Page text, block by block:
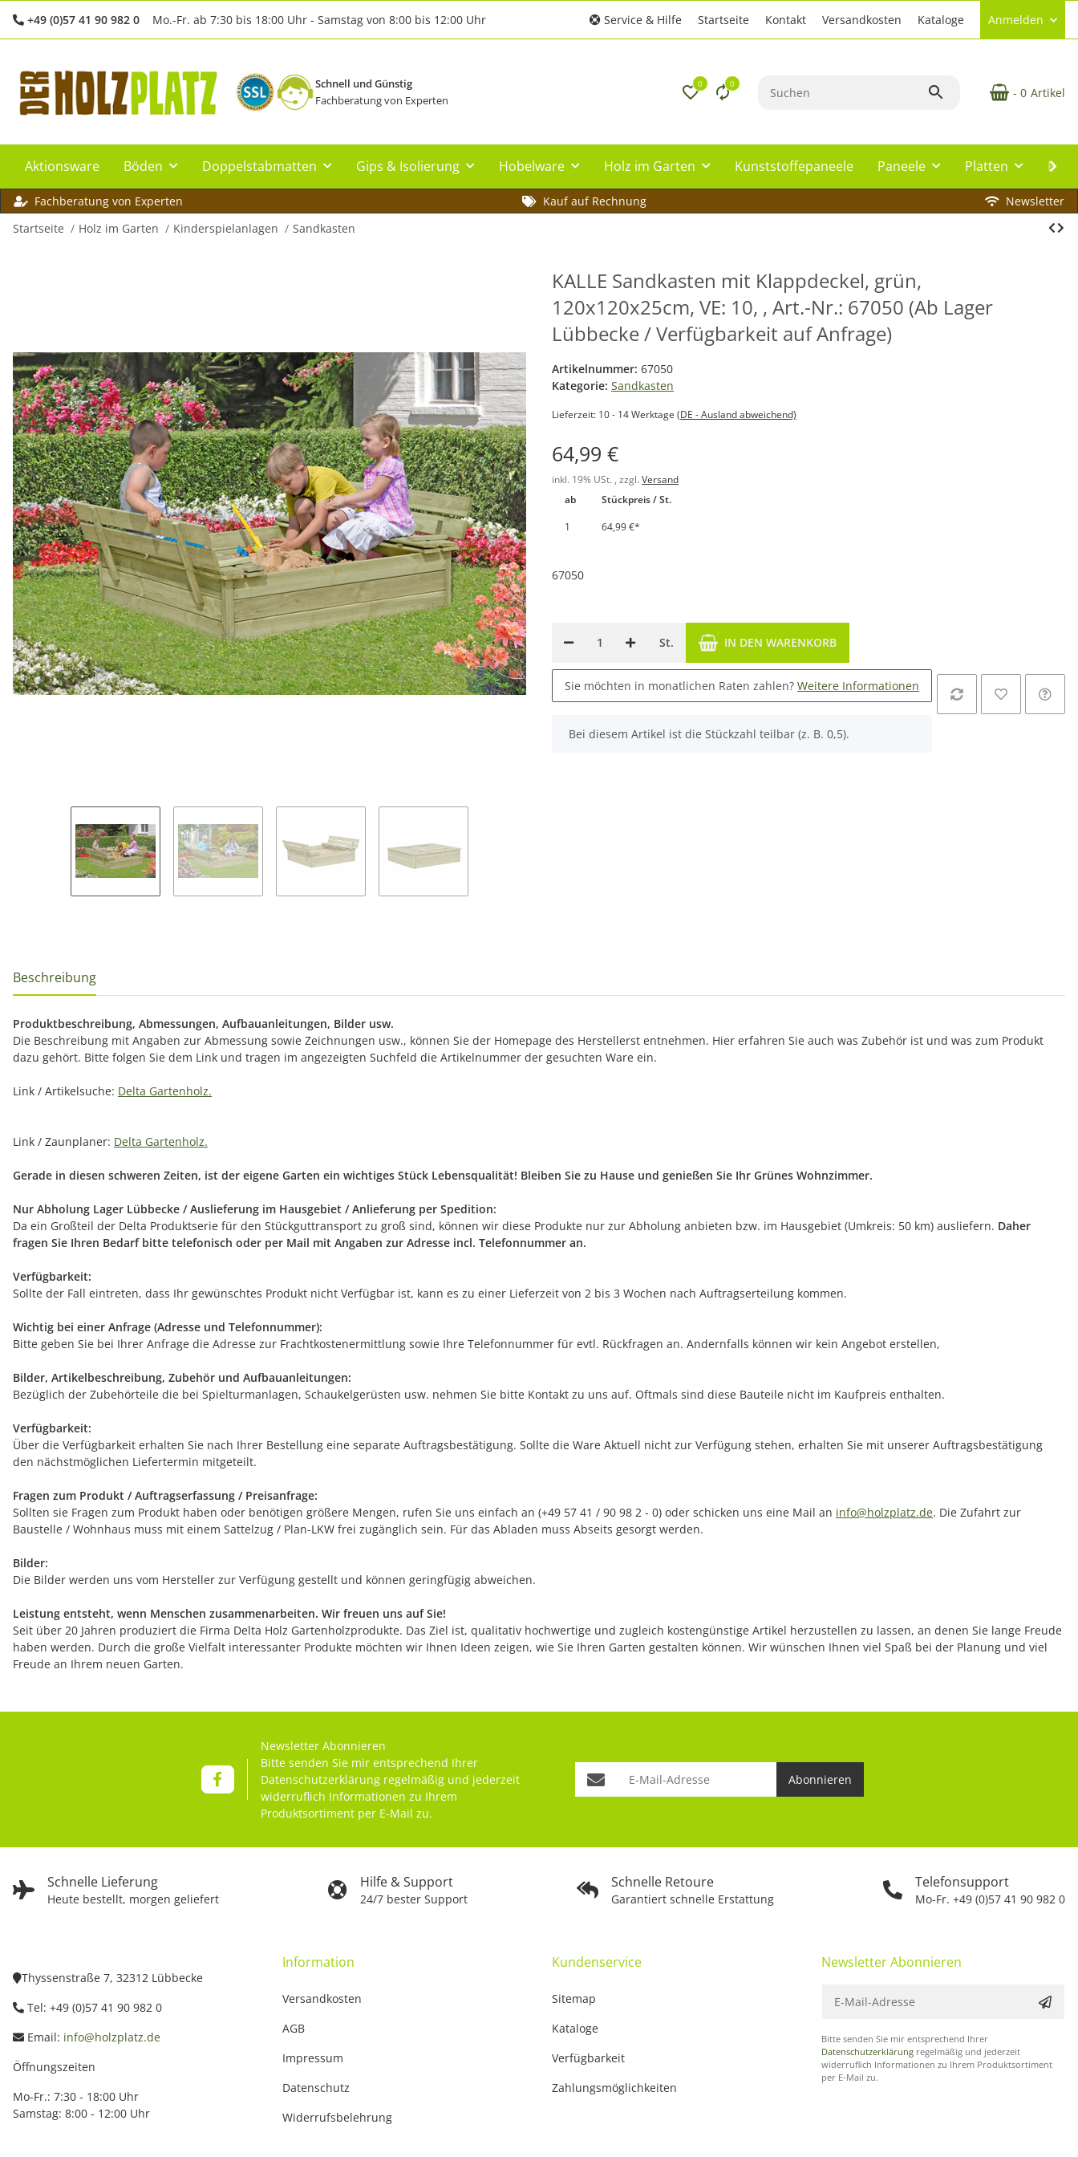
+49 (0)57 41 90 982 0 Mo.-Fr. ab 7:30 bis 18:00 Uhr - Samstag von 8:00 bis 12:00 Uhr Service & Hilfe Startseite Kontakt Versandkosten Kataloge Anmelden
Schnell und Günstig
Fachberatung von Experten
0 0
- 0 Artikel
Aktionsware Böden Doppelstabmatten Gips & Isolierung Hobelware Holz im Garten Kunststoffepaneele Paneele Platten
Fachberatung von Experten Kauf auf Rechnung
Newsletter
Startseite
Holz im Garten Kinderspielanlagen Sandkasten
KALLE Sandkasten mit Klappdeckel, grün,
120x120x25cm, VE: 10, , Art.-Nr.: 67050 (Ab Lager
Lübbecke / Verfügbarkeit auf Anfrage)
Artikelnummer: 67050
Kategorie: Sandkasten
Lieferzeit: 10 - 14 Werktage (DE - Ausland abweichend)
64,99 €
inkl. 19% USt. , zzgl. Versand
ab
Stückpreis / St.
1
64,99 €*
67050
St. IN DEN WARENKORB
Sie möchten in monatlichen Raten zahlen? Weitere Informationen
x
Bei diesem Artikel ist die Stückzahl teilbar (z. B. 0,5).
Beschreibung
Produktbeschreibung, Abmessungen, Aufbauanleitungen, Bilder usw.
Die Beschreibung mit Angaben zur Abmessung sowie Zeichnungen usw., können Sie der Homepage des Herstellerst entnehmen. Hier erfahren Sie auch was Zubehör ist und was zum Produkt
dazu gehört. Bitte folgen Sie dem Link und tragen im angezeigten Suchfeld die Artikelnummer der gesuchten Ware ein.
Link / Artikelsuche: Delta Gartenholz.
Link / Zaunplaner: Delta Gartenholz.
Gerade in diesen schweren Zeiten, ist der eigene Garten ein wichtiges Stück Lebensqualität! Bleiben Sie zu Hause und genießen Sie Ihr Grünes Wohnzimmer.
Nur Abholung Lager Lübbecke / Auslieferung im Hausgebiet / Anlieferung per Spedition:
Da ein Großteil der Delta Produktserie für den Stückguttransport zu groß sind, können wir diese Produkte nur zur Abholung anbieten bzw. im Hausgebiet (Umkreis: 50 km) ausliefern. Daher
fragen Sie Ihren Bedarf bitte telefonisch oder per Mail mit Angaben zur Adresse incl. Telefonnummer an.
Verfügbarkeit:
Sollte der Fall eintreten, dass Ihr gewünschtes Produkt nicht Verfügbar ist, kann es zu einer Lieferzeit von 2 bis 3 Wochen nach Auftragserteilung kommen.
Wichtig bei einer Anfrage (Adresse und Telefonnummer):
Bitte geben Sie bei Ihrer Anfrage die Adresse zur Frachtkostenermittlung sowie Ihre Telefonnummer für evtl. Rückfragen an. Andernfalls können wir kein Angebot erstellen,
Bilder, Artikelbeschreibung, Zubehör und Aufbauanleitungen:
Bezüglich der Zubehörteile die bei Spielturmanlagen, Schaukelgerüsten usw. nehmen Sie bitte Kontakt zu uns auf. Oftmals sind diese Bauteile nicht im Kaufpreis enthalten.
Verfügbarkeit:
Über die Verfügbarkeit erhalten Sie nach Ihrer Bestellung eine separate Auftragsbestätigung. Sollte die Ware Aktuell nicht zur Verfügung stehen, erhalten Sie mit unserer Auftragsbestätigung
den nächstmöglichen Liefertermin mitgeteilt.
Fragen zum Produkt / Auftragserfassung / Preisanfrage:
Sollten sie Fragen zum Produkt haben oder benötigen größere Mengen, rufen Sie uns einfach an (+49 57 41 / 90 98 2 - 0) oder schicken uns eine Mail an info@holzplatz.de. Die Zufahrt zur
Baustelle / Wohnhaus muss mit einem Sattelzug / Plan-LKW frei zugänglich sein. Für das Abladen muss Abseits gesorgt werden.
Bilder:
Die Bilder werden uns vom Hersteller zur Verfügung gestellt und können geringfügig abweichen.
Leistung entsteht, wenn Menschen zusammenarbeiten. Wir freuen uns auf Sie!
Seit über 20 Jahren produziert die Firma Delta Holz Gartenholzprodukte. Das Ziel ist, qualitativ hochwertige und zugleich kostengünstige Artikel herzustellen zu lassen, an denen Sie lange Freude
haben werden. Durch die große Vielfalt interessanter Produkte möchten wir Ihnen Ideen zeigen, wie Sie Ihren Garten gestalten können. Wir wünschen Ihnen viel Spaß bei der Planung und viel
Freude an Ihrem neuen Garten.
Schnelle Lieferung
Heute bestellt, morgen geliefert
Hilfe & Support
24/7 bester Support
Schnelle Retoure
Garantiert schnelle Erstattung
Telefonsupport
Mo-Fr. +49 (0)57 41 90 982 0
Newsletter Abonnieren
Bitte senden Sie mir entsprechend Ihrer
Datenschutzerklärung regelmäßig und jederzeit
widerruflich Informationen zu Ihrem
Produktsortiment per E-Mail zu.
Abonnieren
Thyssenstraße 7, 32312 Lübbecke
Tel: +49 (0)57 41 90 982 0
Email: info@holzplatz.de
Öffnungszeiten
Mo-Fr.: 7:30 - 18:00 Uhr
Samstag: 8:00 - 12:00 Uhr
Information
Versandkosten
AGB
Impressum
Datenschutz
Widerrufsbelehrung
Kundenservice
Sitemap
Kataloge
Verfügbarkeit
Zahlungsmöglichkeiten
Newsletter Abonnieren
Bitte senden Sie mir entsprechend Ihrer
Datenschutzerklärung regelmäßig und jederzeit
widerruflich Informationen zu Ihrem Produktsortiment
per E-Mail zu.